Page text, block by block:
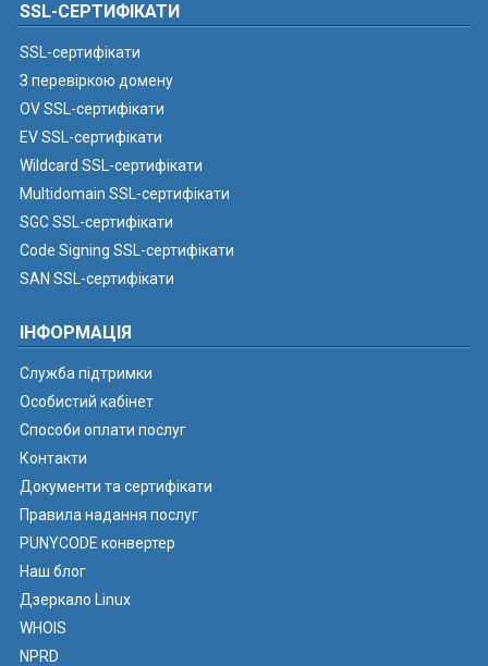
SSL-СЕРТИФІКАТИ
SSL-сертифікати
З перевіркою домену
OV SSL-сертифікати
EV SSL-сертифікати
Wildcard SSL-сертифікати
Multidomain SSL-сертифікати
SGC SSL-сертифікати
Code Signing SSL-сертифікати
SAN SSL-сертифікати
ІНФОРМАЦІЯ
Служба підтримки
Особистий кабінет
Способи оплати послуг
Контакти
Документи та сертифікати
Правила надання послуг
PUNYCODE конвертер
Наш блог
Дзеркало Linux
WHOIS
NPRD